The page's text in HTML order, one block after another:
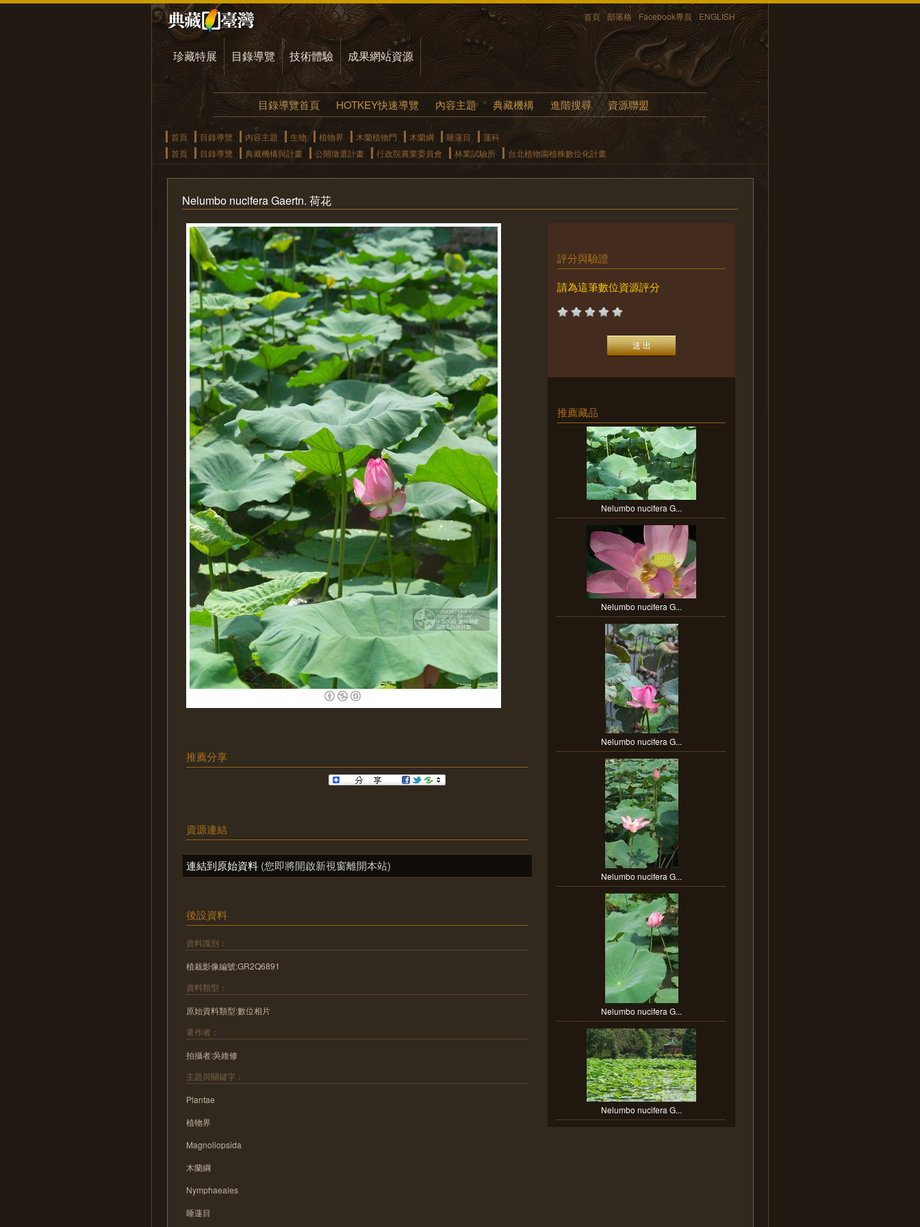
首頁 部落格 Facebook專頁 ENGLISH
珍藏特展 目錄導覽 技術體驗 成果網站資源
目錄導覽首頁 HOTKEY快速導覽 內容主題 典藏機構 進階搜尋 資源聯盟
首頁 目錄導覽 內容主題 生物 植物界 木蘭植物門 木蘭綱 睡蓮目
蓮科
首頁
目錄導覽 典藏機構與計畫 公開徵選計畫 行政院農業委員會 林業試驗所 台北植物園植株數位化計畫
Nelumbo nucifera Gaertn. 荷花
推薦分享
資源連結
連結到原始資料 (您即將開啟新視窗離開本站)
後設資料
資料識別：
植栽影像編號:GR2Q6891
資料類型：
原始資料類型:數位相片
著作者：
拍攝者:吳維修
主題與關鍵字：
Plantae
植物界
Magnoliopsida
木蘭綱
Nymphaeales
睡蓮目
評分與驗證
請為這筆數位資源評分
推薦藏品
Nelumbo nucifera G...
Nelumbo nucifera G...
Nelumbo nucifera G...
Nelumbo nucifera G...
Nelumbo nucifera G...
Nelumbo nucifera G...